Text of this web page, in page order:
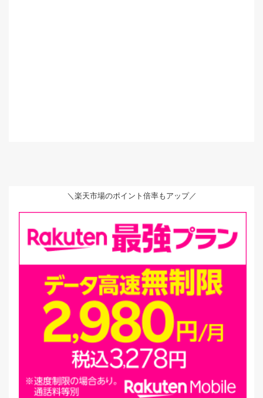
＼楽天市場のポイント倍率もアップ／